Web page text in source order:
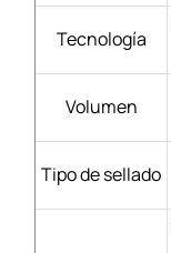
Tecnología
Volumen
Tipo de sellado